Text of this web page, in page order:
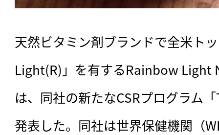
天然ビタミン剤ブランドで全米ト
Light(R)」を有するRainbow
は、同社の新たなCSRプログラム
発表した。同社は世界保健機関（